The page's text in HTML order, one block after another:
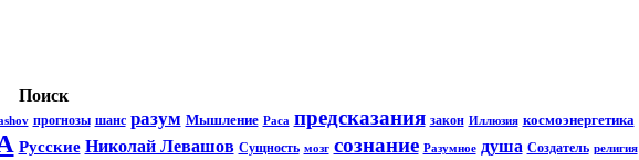
Поиск
прогнозы шанс разум Мышление Раса предсказания закон Иллюзия космоэнергетика
Русские Николай Левашов Сущность мозг сознание Разумное душа Создатель религия